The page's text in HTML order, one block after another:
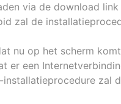
via de download
zal de
nu op het scherm
er een
installatieprocedure zal